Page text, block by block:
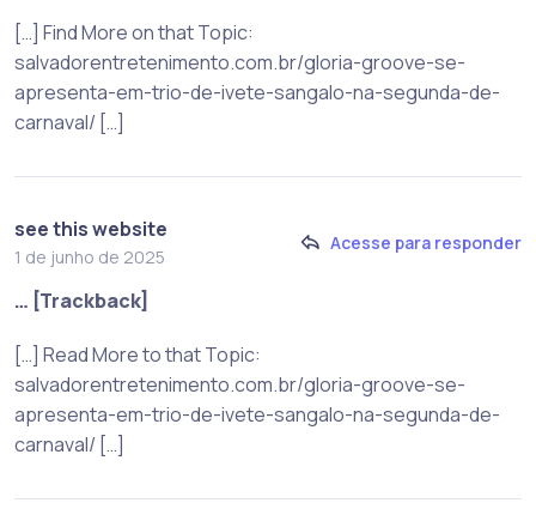
[…] Find More on that Topic:
salvadorentretenimento.com.br/gloria-groove-se-
apresenta-em-trio-de-ivete-sangalo-na-segunda-de-
carnaval/ […]
see this website
1 de junho de 2025
Acesse para responder
… [Trackback]
[…] Read More to that Topic:
salvadorentretenimento.com.br/gloria-groove-se-
apresenta-em-trio-de-ivete-sangalo-na-segunda-de-
carnaval/ […]